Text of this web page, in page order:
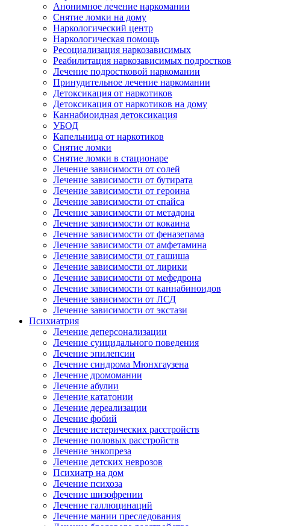
Анонимное лечение наркомании
Снятие ломки на дому
Наркологический центр
Наркологическая помощь
Ресоциализация наркозависимых
Реабилитация наркозависимых подростков
Лечение подростковой наркомании
Принудительное лечение наркомании
Детоксикация от наркотиков
Детоксикация от наркотиков на дому
Каннабиоидная детоксикация
УБОД
Капельница от наркотиков
Снятие ломки
Снятие ломки в стационаре
Лечение зависимости от солей
Лечение зависимости от бутирата
Лечение зависимости от героина
Лечение зависимости от спайса
Лечение зависимости от метадона
Лечение зависимости от кокаина
Лечение зависимости от феназепама
Лечение зависимости от амфетамина
Лечение зависимости от гашиша
Лечение зависимости от лирики
Лечение зависимости от мефедрона
Лечение зависимости от каннабиноидов
Лечение зависимости от ЛСД
Лечение зависимости от экстази
Психиатрия
Лечение деперсонализации
Лечение суицидального поведения
Лечение эпилепсии
Лечение синдрома Мюнхгаузена
Лечение дромомании
Лечение абулии
Лечение кататонии
Лечение дереализации
Лечение фобий
Лечение истерических расстройств
Лечение половых расстройств
Лечение энкопреза
Лечение детских неврозов
Психиатр на дом
Лечение психоза
Лечение шизофрении
Лечение галлюцинаций
Лечение мании преследования